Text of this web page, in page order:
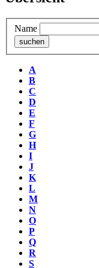
Name
A
B
C
D
E
F
G
H
I
J
K
L
M
N
O
P
Q
R
S